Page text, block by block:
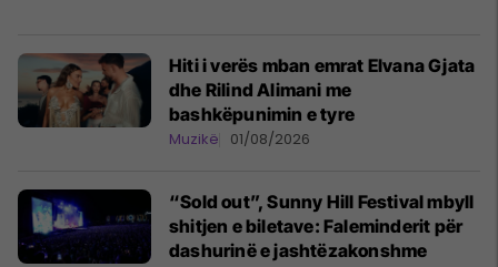
Hiti i verës mban emrat Elvana Gjata
dhe Rilind Alimani me
bashkëpunimin e tyre
Muzikë 01/08/2026
“Sold out”, Sunny Hill Festival mbyll
shitjen e biletave: Faleminderit për
dashurinë e jashtëzakonshme